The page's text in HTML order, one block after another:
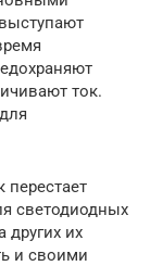
ток.
перестает
светодиодных
других их
и своими